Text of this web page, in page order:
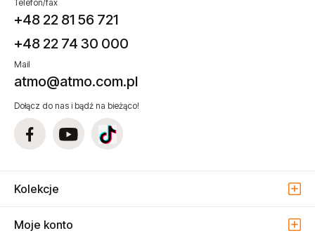
Telefon/fax
+48 22 81 56 721
+48 22 74 30 000
Mail
atmo@atmo.com.pl
Dołącz do nas i bądź na bieżąco!
Kolekcje
Moje konto